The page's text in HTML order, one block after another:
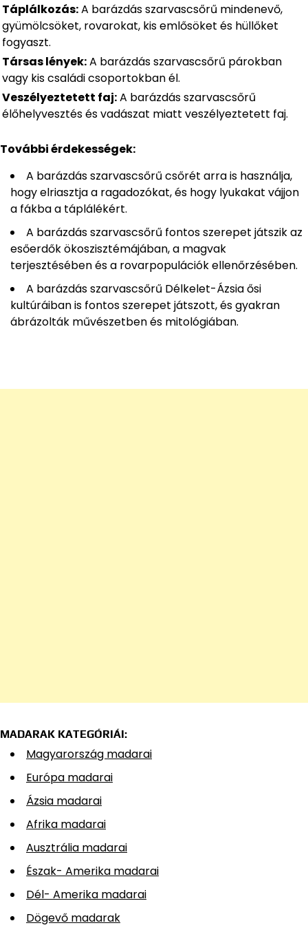
Táplálkozás:A barázdás szarvascsőrű mindenevő,
gyümölcsöket, rovarokat, kis emlősöket és hüllőket
fogyaszt.
Társas lények:A barázdás szarvascsőrű párokban
vagy kis családi csoportokban él.
Veszélyeztetett faj:A barázdás szarvascsőrű
élőhelyvesztés és vadászat miatt veszélyeztetett faj.
További érdekességek:
A barázdás szarvascsőrű csőrét arra is használja,
hogy elriasztja a ragadozókat, és hogy lyukakat vájjon
a fákba a táplálékért.
A barázdás szarvascsőrű fontos szerepet játszik az
esőerdők ökoszisztémájában, a magvak
terjesztésében és a rovarpopulációk ellenőrzésében.
A barázdás szarvascsőrű Délkelet-Ázsia ősi
kultúráiban is fontos szerepet játszott, és gyakran
ábrázolták művészetben és mitológiában.
MADARAK KATEGÓRIÁI:
Magyarország madarai
Európa madarai
Ázsia madarai
Afrika madarai
Ausztrália madarai
Észak- Amerika madarai
Dél- Amerika madarai
Dögevő madarak